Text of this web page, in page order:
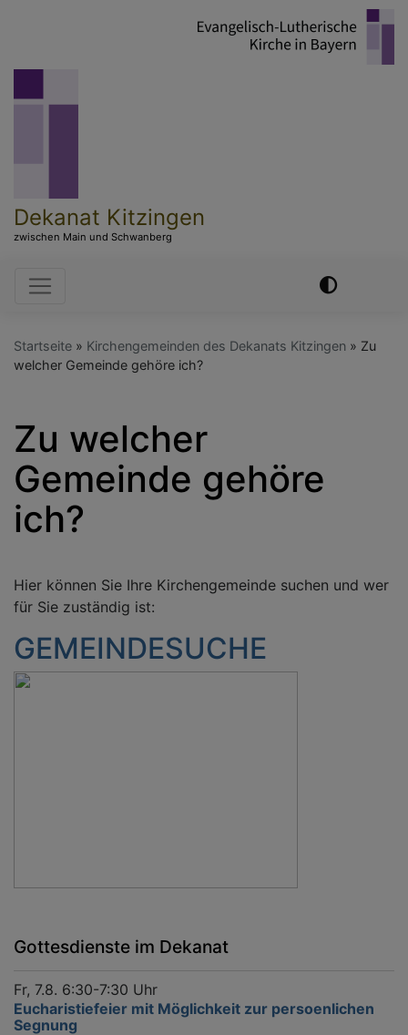
Dekanat Kitzingen
zwischen Main und Schwanberg
Hauptnavigation
Startseite Kirchengemeinden des Dekanats Kitzingen
Zu
welcher Gemeinde gehöre ich?
Zu welcher
Gemeinde gehöre
ich?
Hier können Sie Ihre Kirchengemeinde suchen und wer
für Sie zuständig ist:
GEMEINDESUCHE
Gottesdienste im Dekanat
Fr, 7.8. 6:30-7:30 Uhr
Eucharistiefeier mit Möglichkeit zur persoenlichen
Segnung